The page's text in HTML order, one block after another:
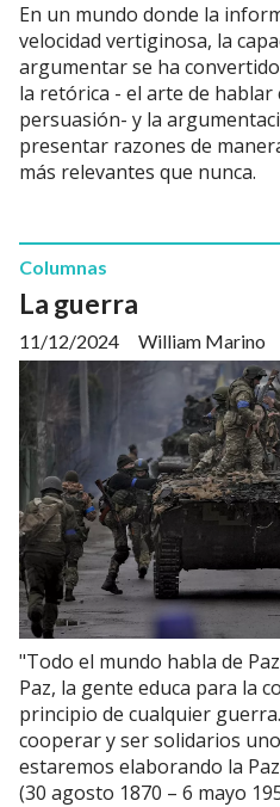
En un mundo donde la
velocidad vertiginosa, la
argumentar se ha
la retórica - el arte de hablar
persuasión- y la
presentar razones de
más relevantes que nunca.
La guerra
William Marino
Columnas
11/12/2024
"Todo el mundo habla de
Paz, la gente educa para la
principio de cualquier
cooperar y ser solidarios
estaremos elaborando la
(30 agosto 1870 – 6 mayo